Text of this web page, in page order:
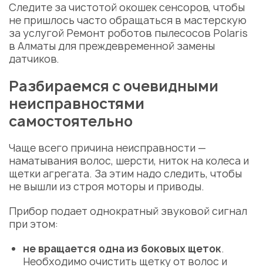
Следите за чистотой окошек сенсоров, чтобы
не пришлось часто обращаться в мастерскую
за услугой Ремонт роботов пылесосов Polaris
в Алматы для преждевременной замены
датчиков.
Разбираемся с очевидными
неисправностями
самостоятельно
Чаще всего причина неисправности —
наматывания волос, шерсти, ниток на колеса и
щетки агрегата. За этим надо следить, чтобы
не вышли из строя моторы и приводы.
Прибор подает однократный звуковой сигнал
при этом:
не вращается одна из боковых щеток.
Необходимо очистить щетку от волос и